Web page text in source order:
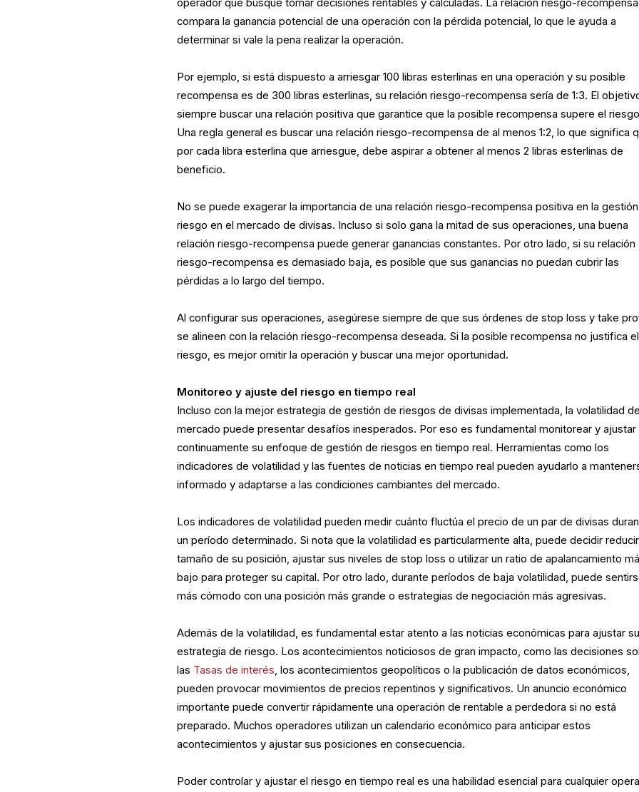
operador que busque tomar decisiones rentables y calculadas. La relación riesgo-recompensa
compara la ganancia potencial de una operación con la pérdida potencial, lo que le ayuda a
determinar si vale la pena realizar la operación.
Por ejemplo, si está dispuesto a arriesgar 100 libras esterlinas en una operación y su posible
recompensa es de 300 libras esterlinas, su relación riesgo-recompensa sería de 1:3. El
siempre buscar una relación positiva que garantice que la posible recompensa supere el
Una regla general es buscar una relación riesgo-recompensa de al menos 1:2, lo que significa
por cada libra esterlina que arriesgue, debe aspirar a obtener al menos 2 libras esterlinas de
beneficio.
No se puede exagerar la importancia de una relación riesgo-recompensa positiva en la
riesgo en el mercado de divisas. Incluso si solo gana la mitad de sus operaciones, una buena
relación riesgo-recompensa puede generar ganancias constantes. Por otro lado, si su relación
riesgo-recompensa es demasiado baja, es posible que sus ganancias no puedan cubrir las
pérdidas a lo largo del tiempo.
Al configurar sus operaciones, asegúrese siempre de que sus órdenes de stop loss y take
se alineen con la relación riesgo-recompensa deseada. Si la posible recompensa no justifica el
riesgo, es mejor omitir la operación y buscar una mejor oportunidad.
Monitoreo y ajuste del riesgo en tiempo real
Incluso con la mejor estrategia de gestión de riesgos de divisas implementada, la volatilidad
mercado puede presentar desafíos inesperados. Por eso es fundamental monitorear y ajustar
continuamente su enfoque de gestión de riesgos en tiempo real. Herramientas como los
indicadores de volatilidad y las fuentes de noticias en tiempo real pueden ayudarlo a
informado y adaptarse a las condiciones cambiantes del mercado.
Los indicadores de volatilidad pueden medir cuánto fluctúa el precio de un par de divisas
un período determinado. Si nota que la volatilidad es particularmente alta, puede decidir
tamaño de su posición, ajustar sus niveles de stop loss o utilizar un ratio de apalancamiento
bajo para proteger su capital. Por otro lado, durante períodos de baja volatilidad, puede
más cómodo con una posición más grande o estrategias de negociación más agresivas.
Además de la volatilidad, es fundamental estar atento a las noticias económicas para ajustar
estrategia de riesgo. Los acontecimientos noticiosos de gran impacto, como las decisiones
las Tasas de interés, los acontecimientos geopolíticos o la publicación de datos económicos,
pueden provocar movimientos de precios repentinos y significativos. Un anuncio económico
importante puede convertir rápidamente una operación de rentable a perdedora si no está
preparado. Muchos operadores utilizan un calendario económico para anticipar estos
acontecimientos y ajustar sus posiciones en consecuencia.
Poder controlar y ajustar el riesgo en tiempo real es una habilidad esencial para cualquier